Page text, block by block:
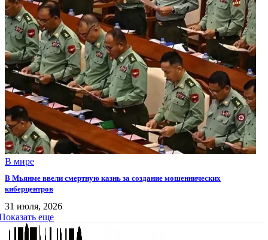
В мире
В Мьянме ввели смертную казнь за создание мошеннических
киберцентров
31 июля, 2026
еще